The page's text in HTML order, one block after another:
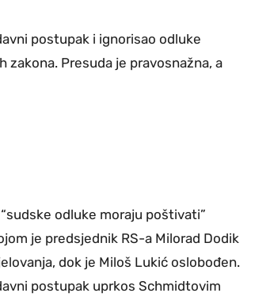
postupak i ignorisao odluke
Presuda je pravosnažna, a
odluke moraju poštivati”
je predsjednik RS-a Milorad Dodik
dok je Miloš Lukić oslobođen.
postupak uprkos Schmidtovim